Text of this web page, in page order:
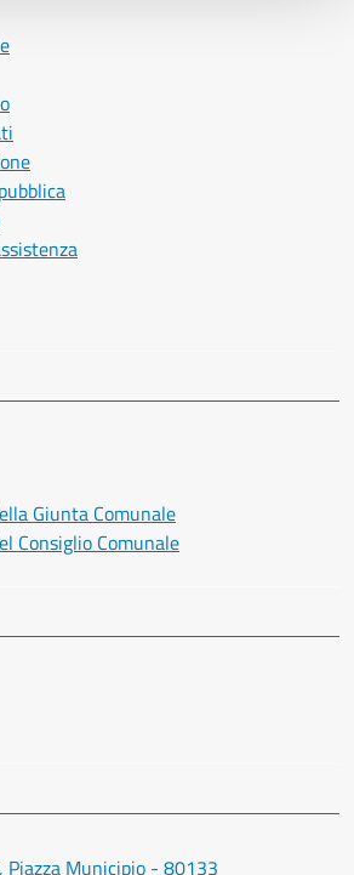
Giunta Comunale
Consiglio Comunale
Piazza Municipio - 80133